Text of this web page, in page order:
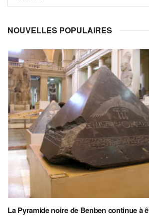
NOUVELLES POPULAIRES
La Pyramide noire de Benben continue à